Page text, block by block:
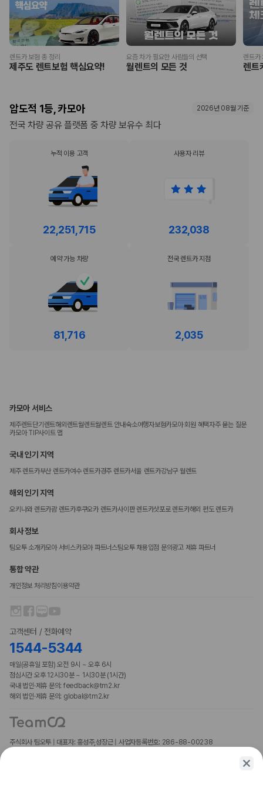
렌트카 보험 총 정리
제주도 렌트보험 핵심요약!
요즘 차가 필요한 사람들의 선택
월렌트의 모든 것
렌트카
렌트
압도적 1등, 카모아 2026년 08월 기준
전국 차량 공유 플랫폼 중 차량 보유수 최다
누적 이용 고객
22,251,715
사용자 리뷰
232,038
예약 가능 차량
81,716
전국 렌트카 지점
2,035
카모아 서비스
제주렌트단기렌트해외렌트월렌트월렌트 안내숙소여행자보험카모아 회원 혜택자주 묻는 질문
카모아 TIP사이트 맵
국내 인기 지역
제주 렌트카부산 렌트카여수 렌트카경주 렌트카서울 렌트카강남구 월렌트
해외 인기 지역
오키나와 렌트카괌 렌트카후쿠오카 렌트카사이판 렌트카삿포로 렌트카해외 편도 렌트카
회사 정보
팀오투 소개카모아 서비스카모아 파트너스팀오투 채용입점 문의광고 제휴 파트너
통합 약관
개인정보 처리방침이용약관
고객센터 / 전화예약
1544-5344
매일(공휴일 포함) 오전 9시 ~ 오후 6시
점심시간 오후 12시30분 ~ 1시30분 (1시간)
국내 법인·제휴 문의: feedback@tm2.kr
해외 법인·제휴 문의: global@tm2.kr
주식회사 팀오투 | 대표자: 홍성주,성장근 | 사업자등록번호: 286-88-00238